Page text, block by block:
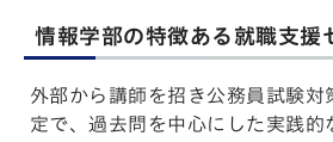
情報学部の特徴ある就職支援
外部から講師を招き公務員試験対
定で、過去問を中心にした実践的